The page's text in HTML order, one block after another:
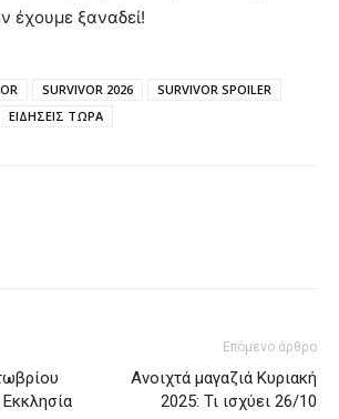
έχουμε ξαναδεί!
SURVIVOR 2026
SURVIVOR SPOILER
ΕΙΔΗΣΕΙΣ ΤΩΡΑ
Επόμενο άρθρο
Ανοιχτά μαγαζιά Κυριακή
2025: Τι ισχύει 26/10